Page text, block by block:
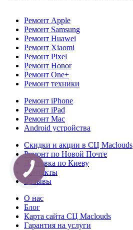
Ремонт Apple
Ремонт Samsung
Ремонт Huawei
Ремонт Xiaomi
Ремонт Pixel
Ремонт Honor
Ремонт One+
Ремонт техники
Ремонт iPhone
Ремонт iPad
Ремонт Mac
Android устройства
Скидки и акции в СЦ Maclouds
Ремонт по Новой Почте
Доставка по Киеву
Контакты
Отзывы
О нас
Блог
Карта сайта СЦ Maclouds
Гарантия на услуги